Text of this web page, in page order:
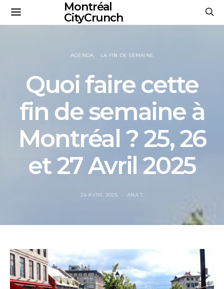
Montréal
CityCrunch
AGENDA LA FIN DE SEMAINE
Quoi faire cette
fin de semaine à
Montréal ? 25, 26
et 27 Avril 2025
24 AVRIL 2025 ANA T.